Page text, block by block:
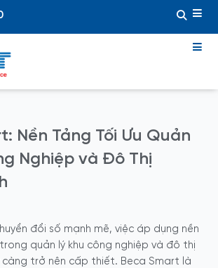
Nền Tảng Tối Ưu Quản
Nghiệp và Đô Thị
đổi số mạnh mẽ, việc áp dụng nền
quản lý khu công nghiệp và đô thị
càng trở nên cấp thiết. Beca Smart là